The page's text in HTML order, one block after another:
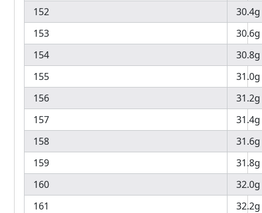
152
30.4g
153
30.6g
154
30.8g
155
31.0g
156
31.2g
157
31.4g
158
31.6g
159
31.8g
160
32.0g
161
32.2g